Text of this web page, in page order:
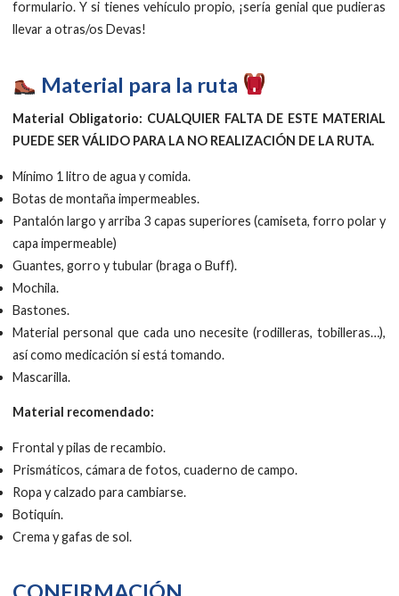
formulario. Y si tienes vehículo propio, ¡sería genial que pudieras
llevar a otras/os Devas!
Material para la ruta
Material Obligatorio: CUALQUIER FALTA DE ESTE MATERIAL
PUEDE SER VÁLIDO PARA LA NO REALIZACIÓN DE LA RUTA.
Mínimo 1 litro de agua y comida.
Botas de montaña impermeables.
Pantalón largo y arriba 3 capas superiores (camiseta, forro polar y
capa impermeable)
Guantes, gorro y tubular (braga o Buff).
Mochila.
Bastones.
Material personal que cada uno necesite (rodilleras, tobilleras…),
así como medicación si está tomando.
Mascarilla.
Material recomendado:
Frontal y pilas de recambio.
Prismáticos, cámara de fotos, cuaderno de campo.
Ropa y calzado para cambiarse.
Botiquín.
Crema y gafas de sol.